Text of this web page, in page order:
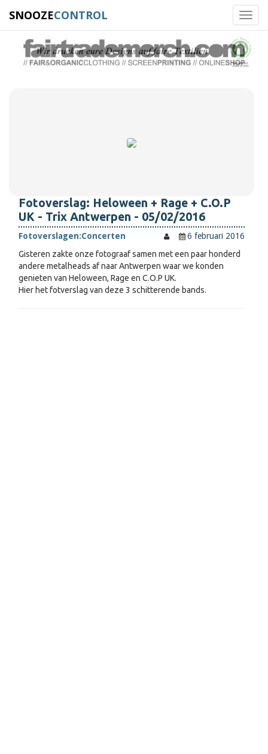
SNOOZECONTROL
Fotoverslag: Heloween + Rage + C.O.P
UK - Trix Antwerpen - 05/02/2016
Fotoverslagen:Concerten
6 februari 2016
Gisteren zakte onze fotograaf samen met een paar honderd
andere metalheads af naar Antwerpen waar we konden
genieten van Heloween, Rage en C.O.P UK.
Hier het fotverslag van deze 3 schitterende bands.